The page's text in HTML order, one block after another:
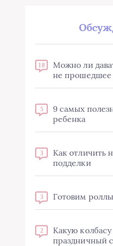
18
Можно ли
не прошедшее
5
9 самых
ребенка
3
Как отличить
подделки
3 Готовим
2
Какую колбасу
праздничный